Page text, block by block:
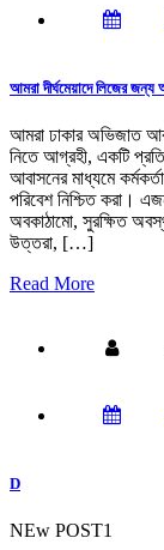
আমরা দীর্ঘমেয়াদে লিজের
আমরা ঢাকার অভিজাত
নিতে আগ্রহী, একটি
আবাসনের মাধ্যমে
পরিবেশ নিশ্চিত করা।
অবকাঠামো, সুরক্ষিত
উত্তরা, […]
Read More
D
NEw POST1